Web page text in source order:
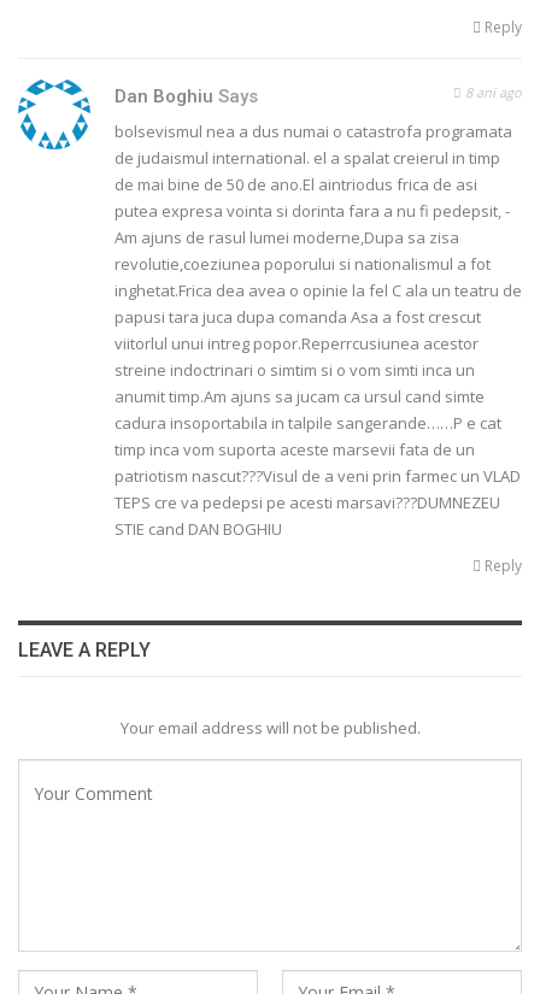
Reply
Dan Boghiu Says 8 ani ago
bolsevismul nea a dus numai o catastrofa programata
de judaismul international. el a spalat creierul in timp
de mai bine de 50 de ano.El aintriodus frica de asi
putea expresa vointa si dorinta fara a nu fi pedepsit, -
Am ajuns de rasul lumei moderne,Dupa sa zisa
revolutie,coeziunea poporului si nationalismul a fot
inghetat.Frica dea avea o opinie la fel C ala un teatru de
papusi tara juca dupa comanda Asa a fost crescut
viitorlul unui intreg popor.Reperrcusiunea acestor
streine indoctrinari o simtim si o vom simti inca un
anumit timp.Am ajuns sa jucam ca ursul cand simte
cadura insoportabila in talpile sangerande……P e cat
timp inca vom suporta aceste marsevii fata de un
patriotism nascut???Visul de a veni prin farmec un VLAD
TEPS cre va pedepsi pe acesti marsavi???DUMNEZEU
STIE cand DAN BOGHIU
Reply
LEAVE A REPLY
Your email address will not be published.